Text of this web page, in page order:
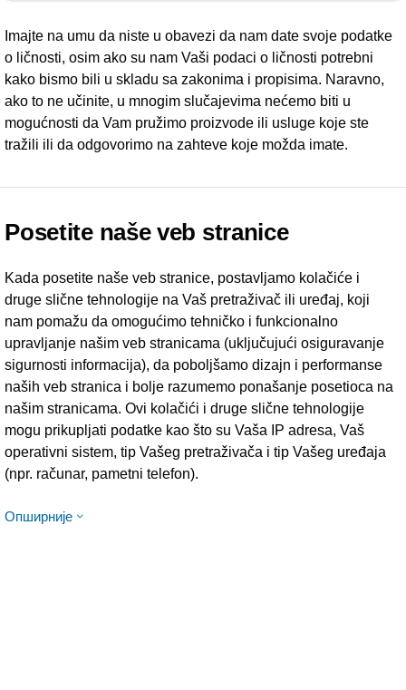
Imajte na umu da niste u obavezi da nam date svoje podatke
o ličnosti, osim ako su nam Vaši podaci o ličnosti potrebni
kako bismo bili u skladu sa zakonima i propisima. Naravno,
ako to ne učinite, u mnogim slučajevima nećemo biti u
mogućnosti da Vam pružimo proizvode ili usluge koje ste
tražili ili da odgovorimo na zahteve koje možda imate.
Posetite naše veb stranice
Kada posetite naše veb stranice, postavljamo kolačiće i
druge slične tehnologije na Vaš pretraživač ili uređaj, koji
nam pomažu da omogućimo tehničko i funkcionalno
upravljanje našim veb stranicama (uključujući osiguravanje
sigurnosti informacija), da poboljšamo dizajn i performanse
naših veb stranica i bolje razumemo ponašanje posetioca na
našim stranicama. Ovi kolačići i druge slične tehnologije
mogu prikupljati podatke kao što su Vaša IP adresa, Vaš
operativni sistem, tip Vašeg pretraživača i tip Vašeg uređaja
(npr. računar, pametni telefon).
Опширније